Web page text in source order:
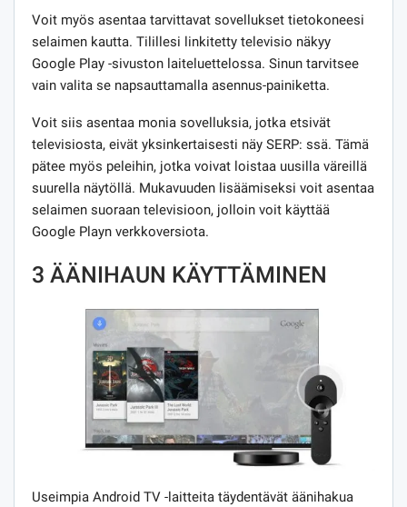
Voit myös asentaa tarvittavat sovellukset tietokoneesi
selaimen kautta. Tilillesi linkitetty televisio näkyy
Google Play -sivuston laiteluettelossa. Sinun tarvitsee
vain valita se napsauttamalla asennus-painiketta.
Voit siis asentaa monia sovelluksia, jotka etsivät
televisiosta, eivät yksinkertaisesti näy SERP: ssä. Tämä
pätee myös peleihin, jotka voivat loistaa uusilla väreillä
suurella näytöllä. Mukavuuden lisäämiseksi voit asentaa
selaimen suoraan televisioon, jolloin voit käyttää
Google Playn verkkoversiota.
3 ÄÄNIHAUN KÄYTTÄMINEN
Useimpia Android TV -laitteita täydentävät äänihakua